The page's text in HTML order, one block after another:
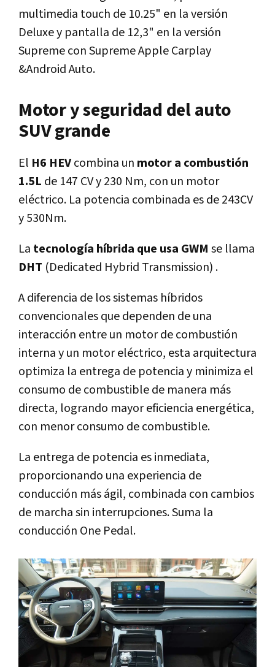
multimedia touch de 10.25" en la versión
Deluxe y pantalla de 12,3" en la versión
Supreme con Supreme Apple Carplay
&Android Auto.
Motor y seguridad del auto
SUV grande
El H6 HEVcombina un motor a combustión
1.5L de 147 CV y 230 Nm, con un motor
eléctrico. La potencia combinada es de 243CV
y 530Nm.
La tecnología híbrida que usa GWM se llama
DHT (Dedicated Hybrid Transmission) .
A diferencia de los sistemas híbridos
convencionales que dependen de una
interacción entre un motor de combustión
interna y un motor eléctrico, esta arquitectura
optimiza la entrega de potencia y minimiza el
consumo de combustible de manera más
directa, logrando mayor eficiencia energética,
con menor consumo de combustible.
La entrega de potencia es inmediata,
proporcionando una experiencia de
conducción más ágil, combinada con cambios
de marcha sin interrupciones. Suma la
conducción One Pedal.